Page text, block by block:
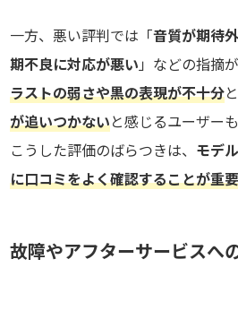
一方、悪い評判では「音質が期待
期不良に対応が悪い 」などの指摘
ラストの弱さや黒の表現が不十分
が追いつかないと感じるユーザー
こうした評価のばらつきは、 モデ
に口コミをよく確認することが重要
故障やアフターサービスへ